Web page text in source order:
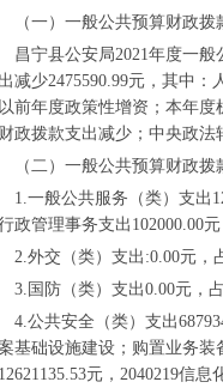
（一）一般公共预算财政
昌宁县公安局2021年度一般
减少2475590.99元，其中：
前年度政策性增资；本年
政拨款支出减少；中央政
（二）一般公共预算财政
1.一般公共服务（类）支出
政管理事务支出102000.00
2.外交（类）支出:0.00元，
3.国防（类）支出0.00元，
4.公共安全（类）支出
基础设施建设；购置业务装
元，2040219信